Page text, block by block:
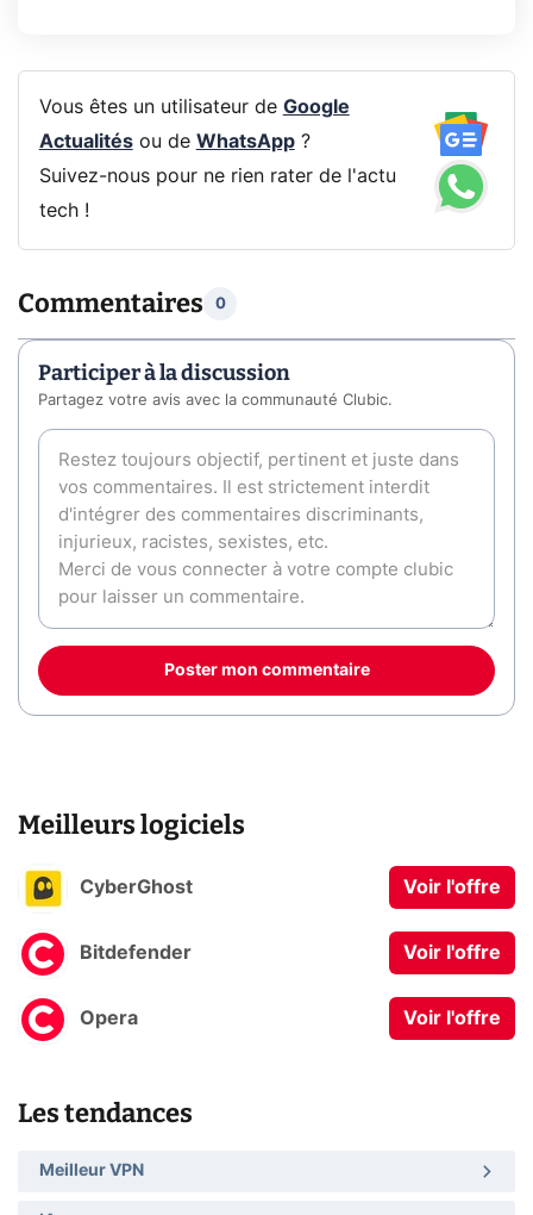
Vous êtes un utilisateur de Google
Actualitésou de WhatsApp?
Suivez-nous pour ne rien rater de l'actu
tech !
Commentaires 0
Participer à la discussion
Partagez votre avis avec la communauté Clubic.
Poster mon commentaire
Meilleurs logiciels
CyberGhost Voir l'offre
Bitdefender Voir l'offre
Opera Voir l'offre
Les tendances
Meilleur VPN